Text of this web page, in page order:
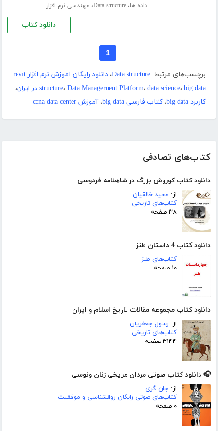
کتاب‌های تصادفی
دانلود کتاب کوروش بزرگ در شاهنامه فردوسی
از: مجید خالقیان
کتاب‌های تاریخی
۳۸ صفحه
دانلود کتاب 4 داستان طنز
کتاب‌های طنز
۱۰ صفحه
دانلود کتاب مجموعه مقالات تاریخ اسلام و ایران
از: رسول جعفریان
کتاب‌های تاریخی
۳۱۴۴ صفحه
🎧 دانلود کتاب صوتی مردان مریخی زنان ونوسی
از: جان گری
کتاب‌های صوتی رایگان روانشناسی و موفقیت
۰ صفحه
داده ها،Data structure، مهندسی نرم افزار
دانلود کتاب
1
برچسب‌های مرتبط: Data structure،
دانلود رایگان آموزش نرم افزار revit
structure، Data Managernent Platform، data science، big data در ایران
،
کاربرد big data
،کتاب فارسی big data ،آموزش ccna data center